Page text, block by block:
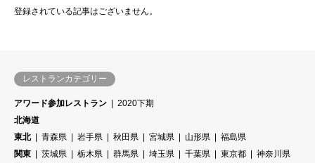
登録されている記事はございません。
レストランカテゴリー
アワード参加レストラン
2020下期
北海道
東北
青森県 岩手県 秋田県 宮城県 山形県
福島県
関東
茨城県 栃木県 群馬県 埼玉県 千葉県 東京都
神奈川県